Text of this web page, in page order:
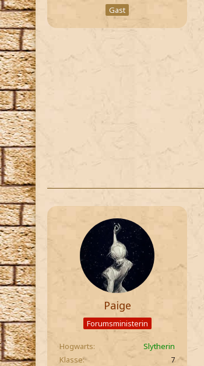
Gast
Paige
Forumsministerin
Hogwarts
Slytherin
Klasse
7